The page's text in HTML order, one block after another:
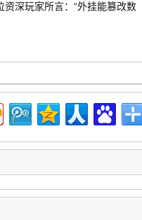
深玩家所言：“外挂能篡改数